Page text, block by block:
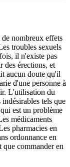
nombreux effets
troubles sexuels
il n'existe pas
des érections, et
aucun doute qu'il
d'une personne à
L'utilisation du
tels que
est un problème
médicaments
pharmacies en
ordonnance en
commander en